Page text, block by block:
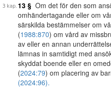
13 § Om det för den som
omhändertagande eller om
särskilda bestämmelser om
(1988:870) om vård av
av eller en annan
lämnas in samtidigt med
skyddat boende eller en
(2024:79) om placering av
(2024:96).